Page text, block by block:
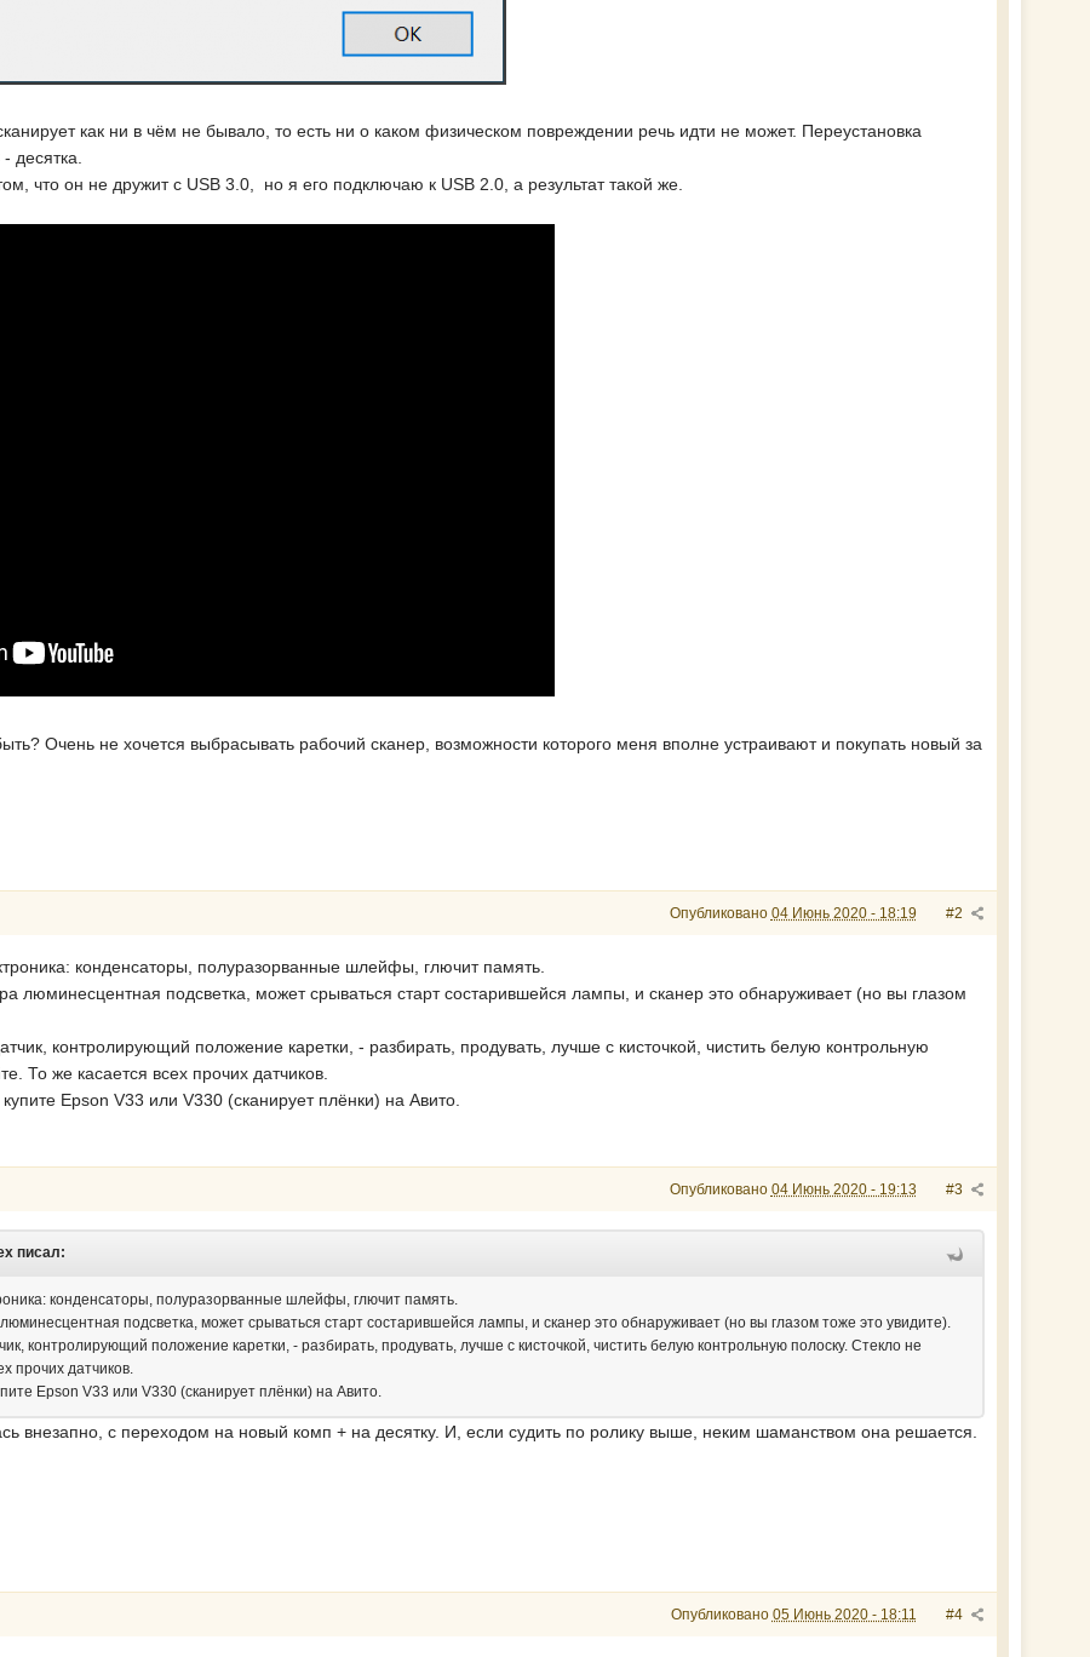
как ни в чём не бывало, то есть ни о каком физическом повреждении речь идти не может. Переустановка
десятка.
что он не дружит с USB 3.0, но я его подключаю к USB 2.0, а результат такой же.
Очень не хочется выбрасывать рабочий сканер, возможности которого меня вполне устраивают и покупать новый за
#2
Опубликовано 04 Июнь 2020 - 18:19
конденсаторы, полуразорванные шлейфы, глючит память.
люминесцентная подсветка, может срываться старт состарившейся лампы, и сканер это обнаруживает (но вы глазом
контролирующий положение каретки, - разбирать, продувать, лучше с кисточкой, чистить белую контрольную
То же касается всех прочих датчиков.
Epson V33 или V330 (сканирует плёнки) на Авито.
#3
Опубликовано 04 Июнь 2020 - 19:13
писал:
конденсаторы, полуразорванные шлейфы, глючит память.
подсветка, может срываться старт состарившейся лампы, и сканер это обнаруживает (но вы глазом тоже это увидите).
контролирующий положение каретки, - разбирать, продувать, лучше с кисточкой, чистить белую контрольную полоску. Стекло не
прочих датчиков.
Epson V33 или V330 (сканирует плёнки) на Авито.
внезапно, с переходом на новый комп + на десятку. И, если судить по ролику выше, неким шаманством она решается.
#4
Опубликовано 05 Июнь 2020 - 18:11